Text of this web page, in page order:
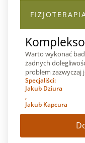
Warto wykonać
żadnych
problem zazwyczaj
Specjaliści:
Jakub Dziura
,
Jakub Kapcura